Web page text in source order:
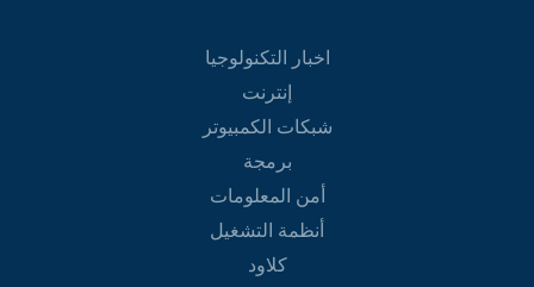
اخبار التكنولوجيا
إنترنت
شبكات الكمبيوتر
برمجة
أمن المعلومات
أنظمة التشغيل
كلاود